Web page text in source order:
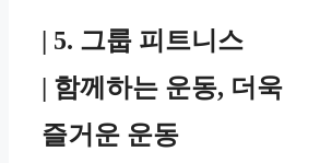
| 5. 그룹 피트니스
| 함께하는 운동, 더욱
즐거운 운동